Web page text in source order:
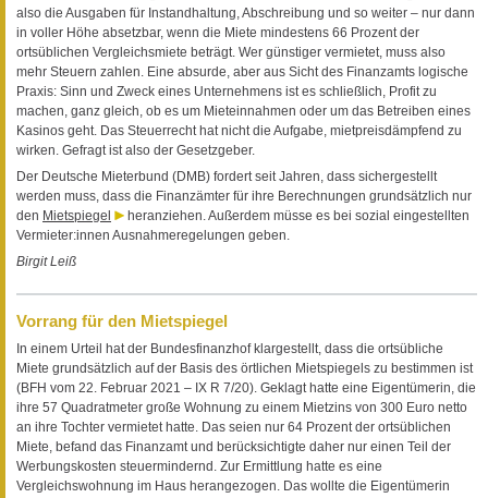
also die Ausgaben für Instandhaltung, Abschreibung und so weiter – nur dann
in voller Höhe absetzbar, wenn die Miete mindestens 66 Prozent der
ortsüblichen Vergleichsmiete beträgt. Wer günstiger vermietet, muss also
mehr Steuern zahlen. Eine absurde, aber aus Sicht des Finanzamts logische
Praxis: Sinn und Zweck eines Unternehmens ist es schließlich, Profit zu
machen, ganz gleich, ob es um Mieteinnahmen oder um das Betreiben eines
Kasinos geht. Das Steuerrecht hat nicht die Aufgabe, mietpreisdämpfend zu
wirken. Gefragt ist also der Gesetzgeber.
Der Deutsche Mieterbund (DMB) fordert seit Jahren, dass sichergestellt
werden muss, dass die Finanzämter für ihre Berechnungen grundsätzlich nur
den Mietspiegel
heranziehen. Außerdem müsse es bei sozial eingestellten
Vermieter:innen Ausnahmeregelungen geben.
Birgit Leiß
Vorrang für den Mietspiegel
In einem Urteil hat der Bundesfinanzhof klargestellt, dass die ortsübliche
Miete grundsätzlich auf der Basis des örtlichen Mietspiegels zu bestimmen ist
(BFH vom 22. Februar 2021 – IX R 7/20). Geklagt hatte eine Eigentümerin, die
ihre 57 Quadratmeter große Wohnung zu einem Mietzins von 300 Euro netto
an ihre Tochter vermietet hatte. Das seien nur 64 Prozent der ortsüblichen
Miete, befand das Finanzamt und berücksichtigte daher nur einen Teil der
Werbungskosten steuermindernd. Zur Ermittlung hatte es eine
Vergleichswohnung im Haus herangezogen. Das wollte die Eigentümerin